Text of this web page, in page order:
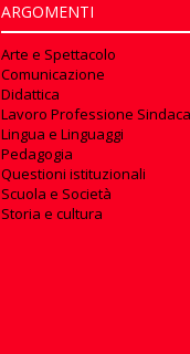
ARGOMENTI
Arte e Spettacolo
Comunicazione
Didattica
Lavoro Professione
Lingua e Linguaggi
Pedagogia
Questioni istituzionali
Scuola e Società
Storia e cultura